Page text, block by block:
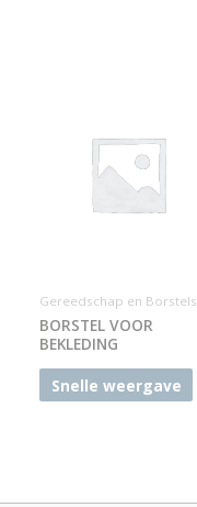
Gereedschap en Borstels
BORSTEL VOOR
BEKLEDING
Snelle weergave